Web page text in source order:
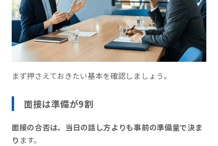
まず押さえておきたい基本を確認しましょう。
面接は準備が9割
面接の合否は、当日の話し方よりも事前の準備量で決ま
り ます。